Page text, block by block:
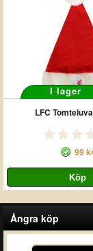
I lager
LFC
99
Ångra köp